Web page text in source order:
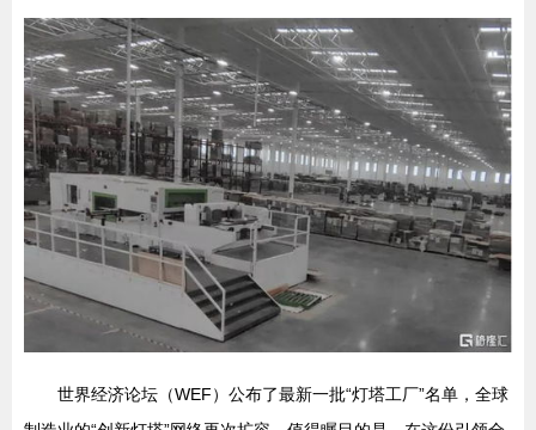
世界经济论坛（WEF）公布了最新一批“灯塔工厂”名单，全球